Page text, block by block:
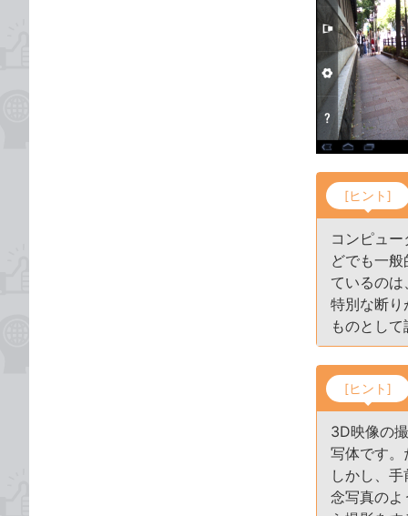
[ヒント]
コンピュ
どでも一
ているの
特別な断
ものとし
[ヒント]
3D映像の
写体です。
しかし、
念写真のよ